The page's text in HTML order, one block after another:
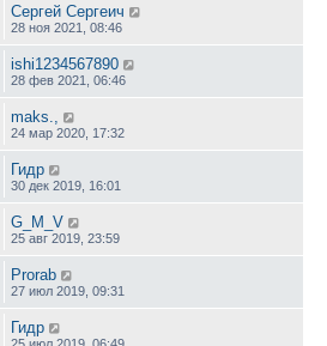
Сергей Сергеич
28 ноя 2021, 08:46
ishi1234567890
28 фев 2021, 06:46
maks.,
24 мар 2020, 17:32
Гидр
30 дек 2019, 16:01
G_M_V
25 авг 2019, 23:59
Prorab
27 июл 2019, 09:31
Гидр